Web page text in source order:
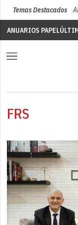
Temas Destacados
ANUARIOS PAPEL
FRS